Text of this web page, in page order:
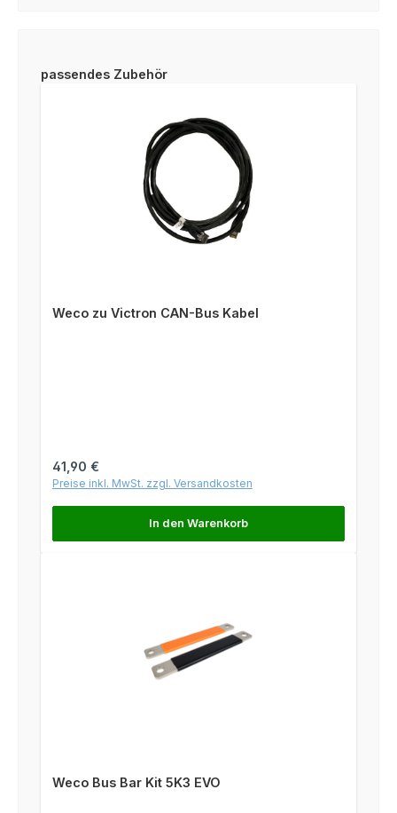
Produktgalerie überspringen
passendes Zubehör
Weco zu Victron CAN-Bus Kabel
Regulärer Preis:
41,90 €
Preise inkl. MwSt. zzgl. Versandkosten
In den Warenkorb
Weco Bus Bar Kit 5K3 EVO